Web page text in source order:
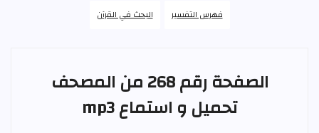
فهرس التفسير البحث في القرآن
الصفحة رقم 268 من المصحف
تحميل و استماع mp3